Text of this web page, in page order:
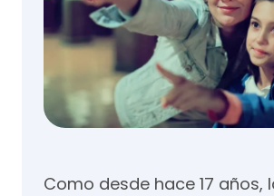
Como desde hace 17 años,